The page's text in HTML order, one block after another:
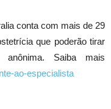
conta com mais de 29
que poderão tirar
Saiba mais
ao-especialista